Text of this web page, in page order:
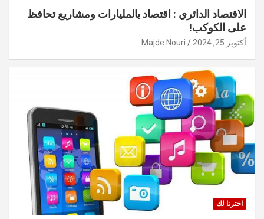
الاقتصاد الدائري : اقتصاد بالمليارات ومشاريع تحافظ
على الكوكب!
أكتوبر 25, 2024 Majde Nouri
اخترنا لك